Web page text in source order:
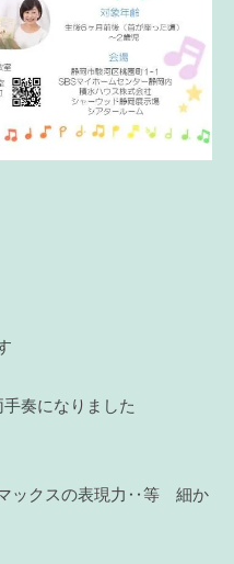
奏になりました
ックスの表現力‥等 細か